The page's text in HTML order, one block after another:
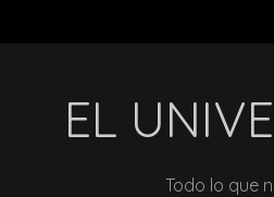
EL
Todo lo que